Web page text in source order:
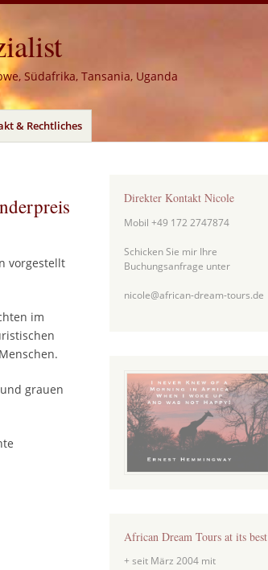
Südafrika, Tansania, Uganda
& Rechtliches
vorgestellt
im
grauen
Direkter Kontakt Nicole
Mobil +49 172 2747874
Schicken Sie mir Ihre
Buchungsanfrage unter
nicole@african-dream-tours.de
African Dream Tours at its best
+ seit März 2004 mit